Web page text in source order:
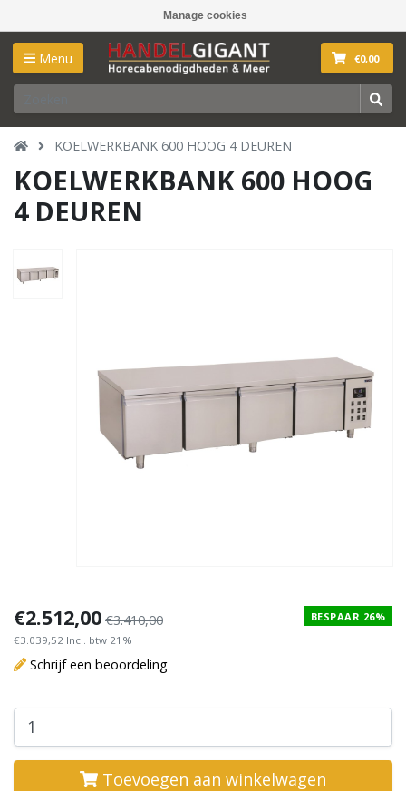
Manage cookies
Menu €0,00
KOELWERKBANK 600 HOOG 4 DEUREN
KOELWERKBANK 600 HOOG
4 DEUREN
€2.512,00 €3.410,00
€3.039,52 Incl. btw 21%
BESPAAR 26%
Schrijf een beoordeling
Toevoegen aan winkelwagen